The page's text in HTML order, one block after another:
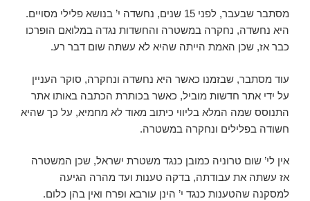
מסתבר שבעבר, לפני 15 שנים, נחשדה י’ בנושא פלילי מסויים.
היא נחשדה, נחקרה במשטרה והחשדות נגדה במלואם הופרכו
כבר אז, שכן האמת הייתה שהיא לא עשתה שום דבר רע.
עוד מסתבר, שבזמנו כאשר היא נחשדה ונחקרה, סוקר העניין
על ידי אתר חדשות מוביל, כאשר בכותרת הכתבה באותו אתר
התנוסס שמה המלא בליווי כיתוב מאוד לא מחמיא, על כך שהיא
חשודה בפלילים ונחקרה במשטרה.
אין לי’ שום טרוניה כמובן כנגד משטרת ישראל, שכן המשטרה
אז עשתה את עבודתה, בדקה טענות ועד מהרה הגיעה
למסקנה שהטענות כנגד י’ הינן עורבא ופרח ואין בהן כלום.